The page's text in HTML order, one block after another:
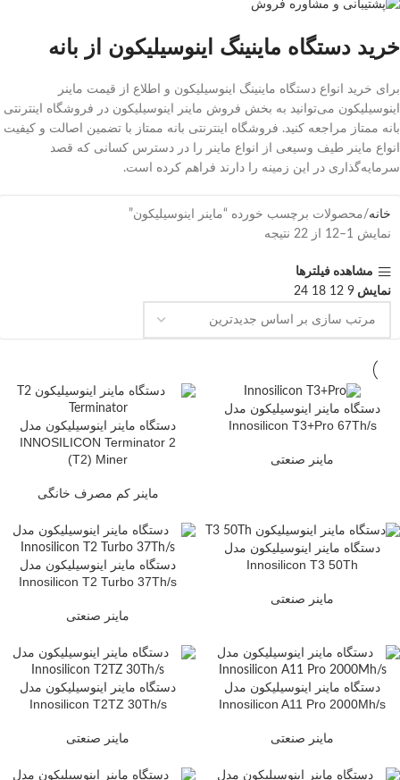
خرید دستگاه ماینینگ اینوسیلیکون از بانه
برای خرید انواع دستگاه ماینینگ اینوسیلیکون و اطلاع از قیمت ماینر
اینوسیلیکون می‌توانید به بخش فروش ماینر اینوسیلیکون در فروشگاه اینترنتی
بانه ممتاز مراجعه کنید. فروشگاه اینترنتی بانه ممتاز با تضمین اصالت و کیفیت
انواع ماینر طیف وسیعی از انواع ماینر را در دسترس کسانی که قصد
سرمایه‌گذاری در این زمینه را دارند فراهم کرده است.
خانه محصولات برچسب خورده “ماینر اینوسیلیکون”
نمایش 1–12 از 22 نتیجه
مشاهده فیلترها
نمایش 9
12
18
24
دستگاه ماینر اینوسیلیکون مدل
Innosilicon T3+Pro 67Th/s
ماینر صنعتی
دستگاه ماینر اینوسیلیکون مدل
INNOSILICON Terminator 2
(T2) Miner
ماینر کم مصرف خانگی
دستگاه ماینر اینوسیلیکون مدل
Innosilicon T3 50Th
ماینر صنعتی
دستگاه ماینر اینوسیلیکون مدل
Innosilicon T2 Turbo 37Th/s
ماینر صنعتی
دستگاه ماینر اینوسیلیکون مدل
Innosilicon A11 Pro 2000Mh/s
ماینر صنعتی
دستگاه ماینر اینوسیلیکون مدل
Innosilicon T2TZ 30Th/s
ماینر صنعتی